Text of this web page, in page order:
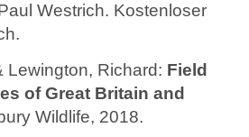
Westrich. Kostenloser
Lewington, Richard: Field
of Great Britain and
Wildlife, 2018.